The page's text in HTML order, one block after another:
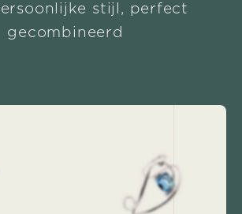
stijl, perfect
gecombineerd